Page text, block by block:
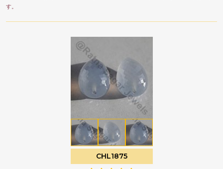
す。
CHL1875